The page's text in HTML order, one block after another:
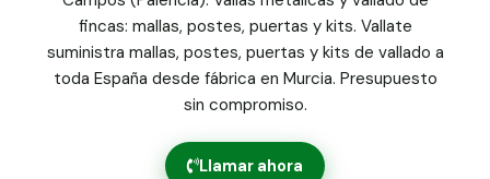
Panel malla H.
Poste malla simple torsión
Alambre de espino galvanizado
Alambre liso galvanizado
Malla ocultación 70 g/m² verde
Abrazadera PVC malla H.
fincas: mallas, postes, puertas y kits. Vallate
suministra mallas, postes, puertas y kits de vallado a
toda España desde fábrica en Murcia. Presupuesto
sin compromiso.
Llamar ahora